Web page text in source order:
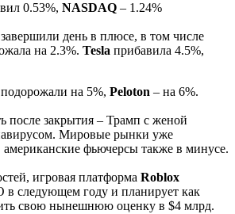
0.53%, NASDAQ – 1.24%
день в плюсе, в том числе
на 2.3%. Tesla прибавила 4.5%,
подорожали на 5%, Peloton – на 6%.
после закрытия – Трамп с женой
Мировые рынки уже
американские фьючерсы также в минусе.
игровая платформа Roblox
в следующем году и планирует как
свою нынешнюю оценку в $4 млрд.